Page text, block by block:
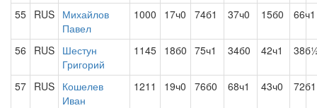
55 RUS Михайлов
Павел
1000 17ч0 74б1 37ч0 15б0 66ч1
56 RUS Шестун
Григорий
1145 18б0 75ч1 34б0 42ч1
57 RUS Кошелев
Иван
1211 19ч0 76б0 68ч1 43ч0 72б1